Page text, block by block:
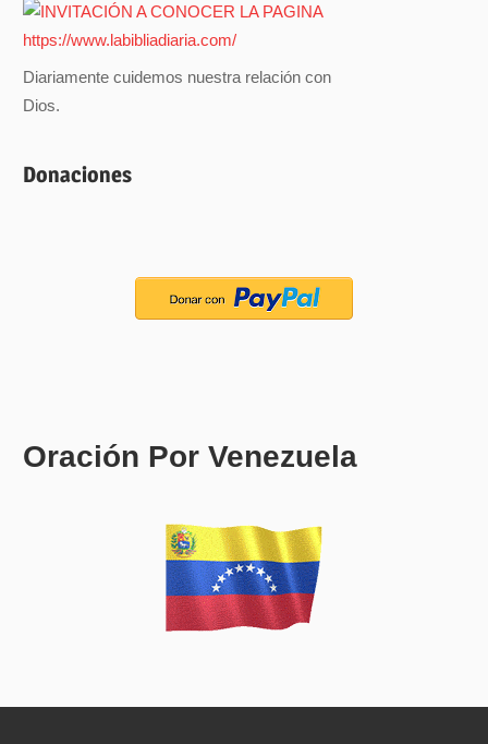
Diariamente cuidemos nuestra relación con
Dios.
Donaciones
Oración Por Venezuela